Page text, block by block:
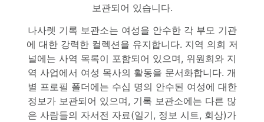
보관되어 있습니다.
나사렛 기록 보관소는 여성을 안수한 각 부모 기관
에 대한 강력한 컬렉션을 유지합니다. 지역 의회 저
널에는 사역 목록이 포함되어 있으며, 위원회와 지
역 사업에서 여성 목사의 활동을 문서화합니다. 개
별 프로필 폴더에는 수십 명의 안수된 여성에 대한
정보가 보관되어 있으며, 기록 보관소에는 다른 많
은 사람들의 자서전 자료(일기, 정보 시트, 회상)가